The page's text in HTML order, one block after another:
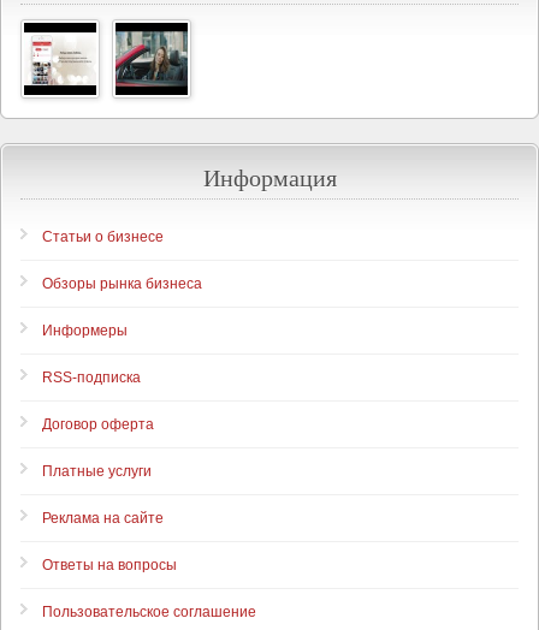
Информация
Статьи о бизнесе
Обзоры рынка бизнеса
Информеры
RSS-подписка
Договор оферта
Платные услуги
Реклама на сайте
Ответы на вопросы
Пользовательское соглашение